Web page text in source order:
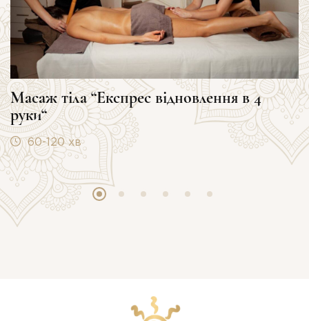
Масаж тіла “Експрес відновлення в 4
руки“
60-120 хв